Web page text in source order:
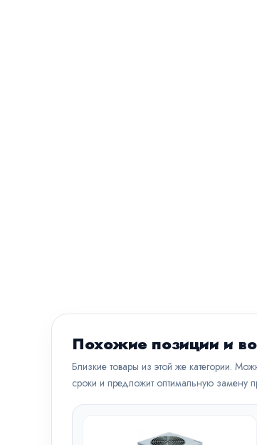
Похожие позиции и
Близкие товары из этой же категории.
сроки и предложит оптимальную замену